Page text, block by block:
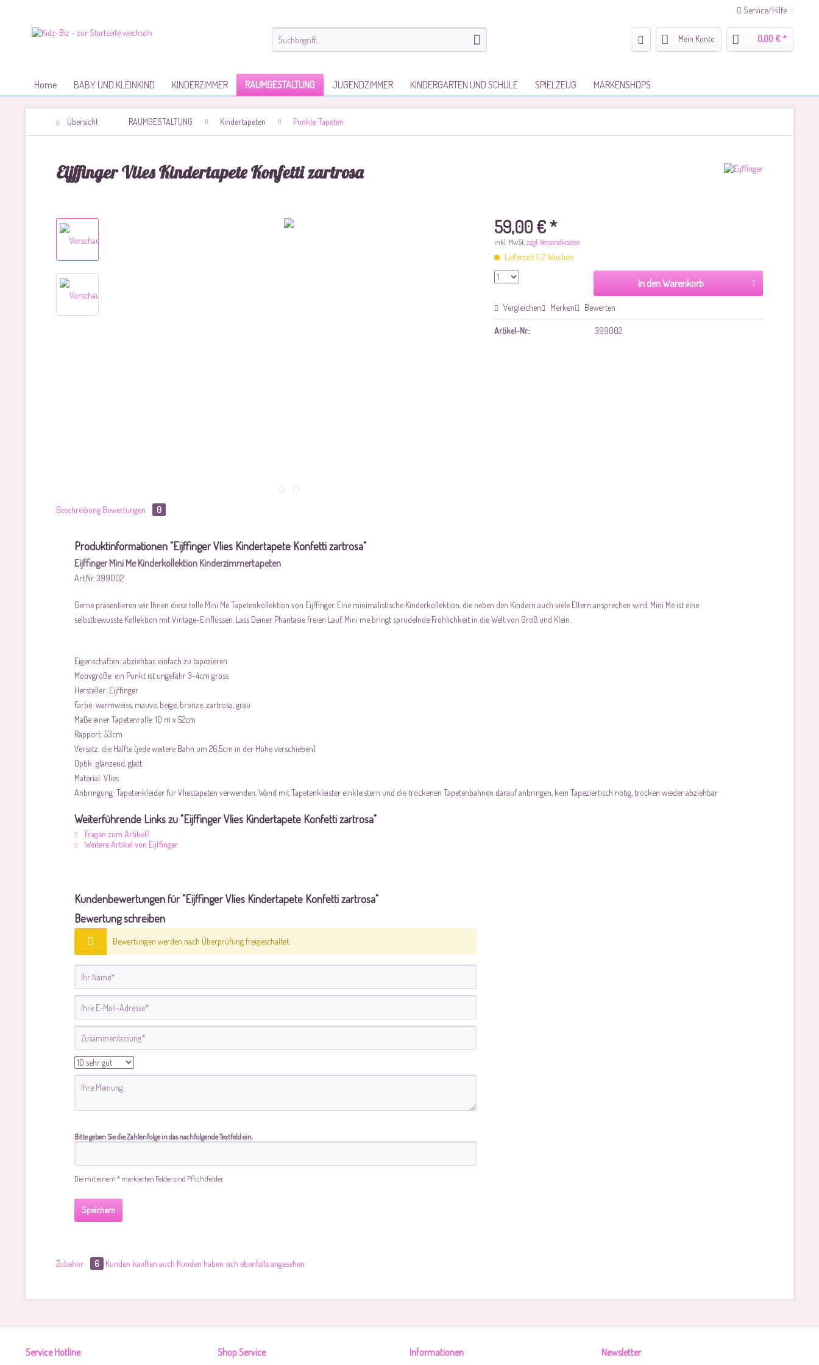
Service/Hilfe
Mein Konto 0,00 € *
Home BABY UND KLEINKIND KINDERZIMMER RAUMGESTALTUNG JUGENDZIMMER KINDERGARTEN UND SCHULE SPIELZEUG MARKENSHOPS
Übersicht RAUMGESTALTUNG Kindertapeten Punkte Tapeten
Eijffinger Vlies Kindertapete Konfetti zartrosa
59,00 € *
inkl. MwSt.zzgl. Versandkosten
Lieferzeit 1-2 Wochen
In den Warenkorb
Vergleichen Merken Bewerten
Artikel-Nr.: 399002
Beschreibung Bewertungen 0
Produktinformationen "Eijffinger Vlies Kindertapete Konfetti zartrosa"
Eijffinger Mini Me Kinderkollektion Kinderzimmertapeten
Art.Nr. 399002
Gerne präsentieren wir Ihnen diese tolle Mini Me Tapetenkollektion von Eijffinger. Eine minimalistische Kinderkollektion, die neben den Kindern auch viele Eltern ansprechen wird. Mini Me ist eine
selbstbewusste Kollektion mit Vintage-Einflüssen. Lass Deiner Phantasie freien Lauf. Mini me bringt sprudelnde Fröhlichkeit in die Welt von Groß und Klein.
Eigenschaften: abziehbar, einfach zu tapezieren
Motivgröße: ein Punkt ist ungefähr 3-4cm gross
Hersteller: Eijffinger
Farbe: warmweiss, mauve, beige, bronze, zartrosa, grau
Maße einer Tapetenrolle: 10 m x 52cm
Rapport: 53cm
Versatz: die Hälfte (jede weitere Bahn um 26,5cm in der Höhe verschieben)
Optik: glänzend, glatt
Material: Vlies
Anbringung: Tapetenkleider für Vliestapeten verwenden, Wand mit Tapetenkleister einkleistern und die trockenen Tapetenbahnen darauf anbringen, kein Tapeziertisch nötig, trocken wieder abziehbar
Weiterführende Links zu "Eijffinger Vlies Kindertapete Konfetti zartrosa"
Fragen zum Artikel?
Weitere Artikel von Eijffinger
Kundenbewertungen für "Eijffinger Vlies Kindertapete Konfetti zartrosa"
Bewertung schreiben
Bewertungen werden nach Überprüfung freigeschaltet.
Bitte geben Sie die Zahlenfolge in das nachfolgende Textfeld ein.
Die mit einem * markierten Felder sind Pflichtfelder.
Speichern
Zubehör 6 Kunden kauften auch Kunden haben sich ebenfalls angesehen
Service Hotline Shop Service Informationen Newsletter